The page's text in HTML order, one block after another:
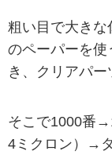
粗い目で大きな
のペーパーを使
き、クリアパー
そこで1000番
4ミクロン）→